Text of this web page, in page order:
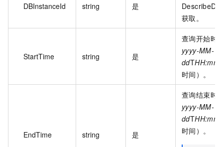
DBInstanceId string 是
获取。
StartTime string 是
查询开始时
yyyy-MM-
ddT
时间）。
EndTime string 是
查询结束时
yyyy-MM-
ddT
时间）。